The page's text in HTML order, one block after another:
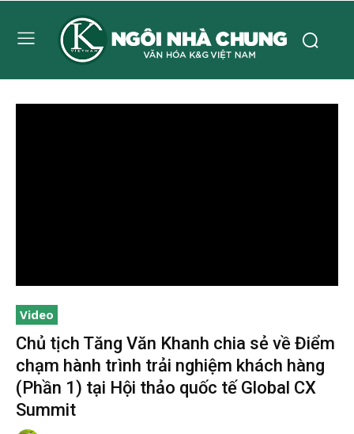
Video
Chủ tịch Tăng Văn Khanh chia sẻ về Điểm
chạm hành trình trải nghiệm khách hàng
(Phần 1) tại Hội thảo quốc tế Global CX
Summit